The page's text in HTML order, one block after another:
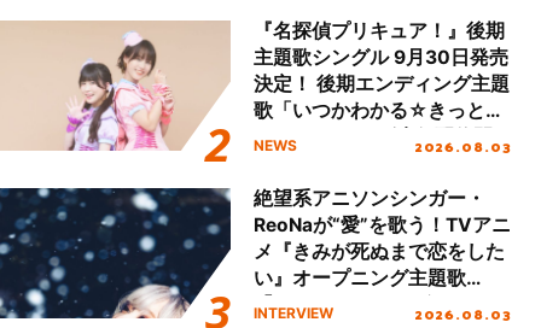
ート!!
『名探偵プリキュア！』後期
主題歌シングル 9月30日発売
決定！ 後期エンディング主題
歌「いつかわかる☆きっとあ
える」TVサイズ先行配信開
NEWS 2026.08.03
絶望系アニソンシンガー・
ReoNaが“愛”を歌う！TVアニ
メ『きみが死ぬまで恋をした
い』オープニング主題歌
「Amore」インタビュー
INTERVIEW 2026.08.03